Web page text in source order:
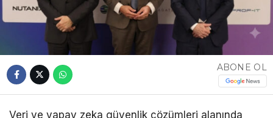
ABONE OL
Veri ve yapay zeka güvenlik çözümleri alanında